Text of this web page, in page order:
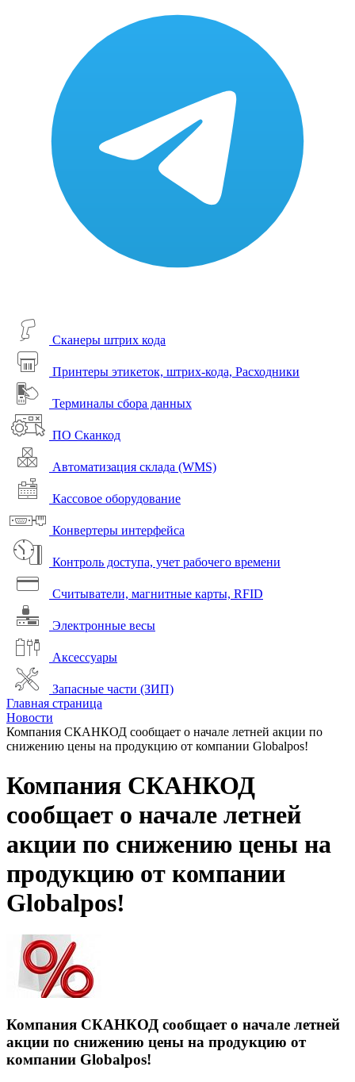
Сканеры штрих кода
Принтеры этикеток, штрих-кода, Расходники
Терминалы сбора данных
ПО Сканкод
Автоматизация склада (WMS)
Кассовое оборудование
Конвертеры интерфейса
Контроль доступа, учет рабочего времени
Считыватели, магнитные карты, RFID
Электронные весы
Аксессуары
Запасные части (ЗИП)
Главная страница
Новости
Компания СКАНКОД сообщает о начале летней акции по
снижению цены на продукцию от компании Globalpos!
Компания СКАНКОД
сообщает о начале летней
акции по снижению цены на
продукцию от компании
Globalpos!
Компания СКАНКОД сообщает о начале летней
акции по снижению цены на продукцию от
компании Globalpos!